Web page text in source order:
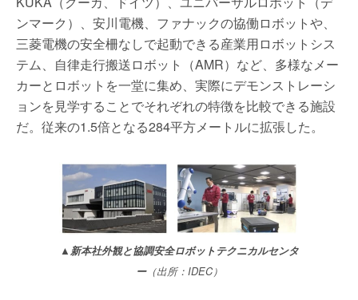
ンマーク）、安川電機、ファナックの協働ロボットや、
三菱電機の安全柵なしで起動できる産業用ロボットシス
テム、自律走行搬送ロボット（AMR）など、多様なメー
カーとロボットを一堂に集め、実際にデモンストレーシ
ョンを見学することでそれぞれの特徴を比較できる施設
だ。従来の1.5倍となる284平方メートルに拡張した。
▲新本社外観と協調安全ロボットテクニカルセンタ
ー（出所：IDEC）